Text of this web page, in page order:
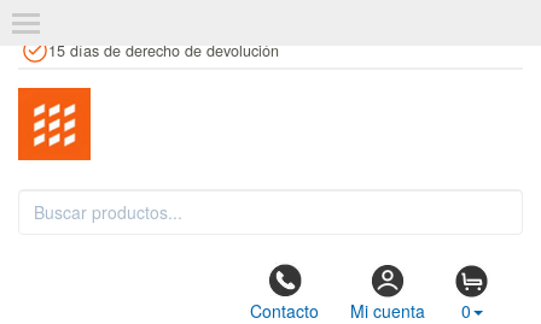
15 días de derecho de devolución
Contacto Mi cuenta 0